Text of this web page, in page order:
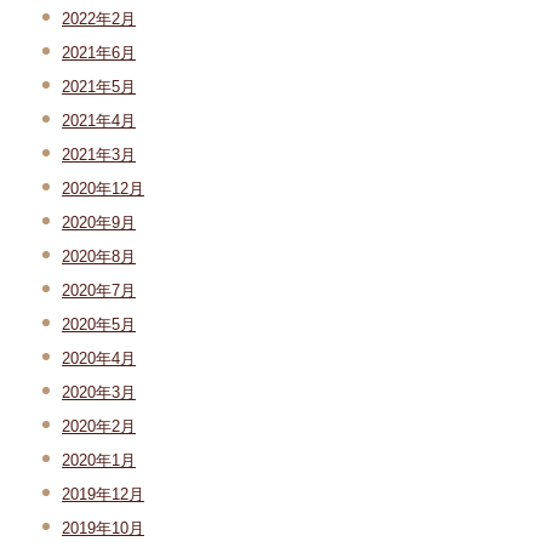
2022年2月
2021年6月
2021年5月
2021年4月
2021年3月
2020年12月
2020年9月
2020年8月
2020年7月
2020年5月
2020年4月
2020年3月
2020年2月
2020年1月
2019年12月
2019年10月